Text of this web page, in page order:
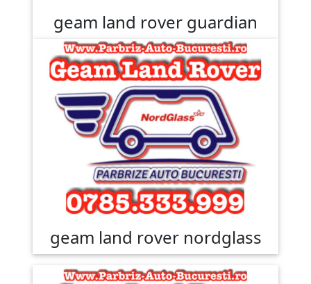
geam land rover guardian
geam land rover nordglass